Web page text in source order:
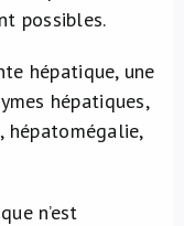
possibles.
hépatique, une
hépatiques,
hépatomégalie,
n’est